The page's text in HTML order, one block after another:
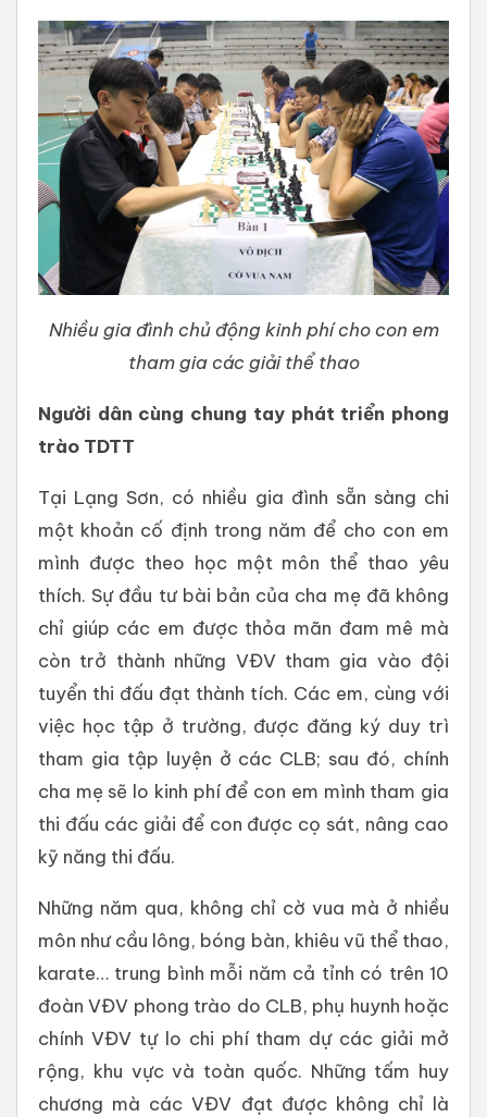
Nhiều gia đình chủ động kinh phí cho con em
tham gia các giải thể thao
Người dân cùng chung tay phát triển phong
trào TDTT
Tại Lạng Sơn, có nhiều gia đình sẵn sàng chi
một khoản cố định trong năm để cho con em
mình được theo học một môn thể thao yêu
thích. Sự đầu tư bài bản của cha mẹ đã không
chỉ giúp các em được thỏa mãn đam mê mà
còn trở thành những VĐV tham gia vào đội
tuyển thi đấu đạt thành tích. Các em, cùng với
việc học tập ở trường, được đăng ký duy trì
tham gia tập luyện ở các CLB; sau đó, chính
cha mẹ sẽ lo kinh phí để con em mình tham gia
thi đấu các giải để con được cọ sát, nâng cao
kỹ năng thi đấu.
Những năm qua, không chỉ cờ vua mà ở nhiều
môn như cầu lông, bóng bàn, khiêu vũ thể thao,
karate… trung bình mỗi năm cả tỉnh có trên 10
đoàn VĐV phong trào do CLB, phụ huynh hoặc
chính VĐV tự lo chi phí tham dự các giải mở
rộng, khu vực và toàn quốc. Những tấm huy
chương mà các VĐV đạt được không chỉ là